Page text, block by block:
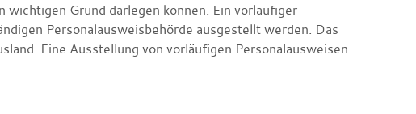
Grund darlegen können. Ein vorläufiger
Personalausweisbehörde ausgestellt werden. Das
Eine Ausstellung von vorläufigen Personalausweisen